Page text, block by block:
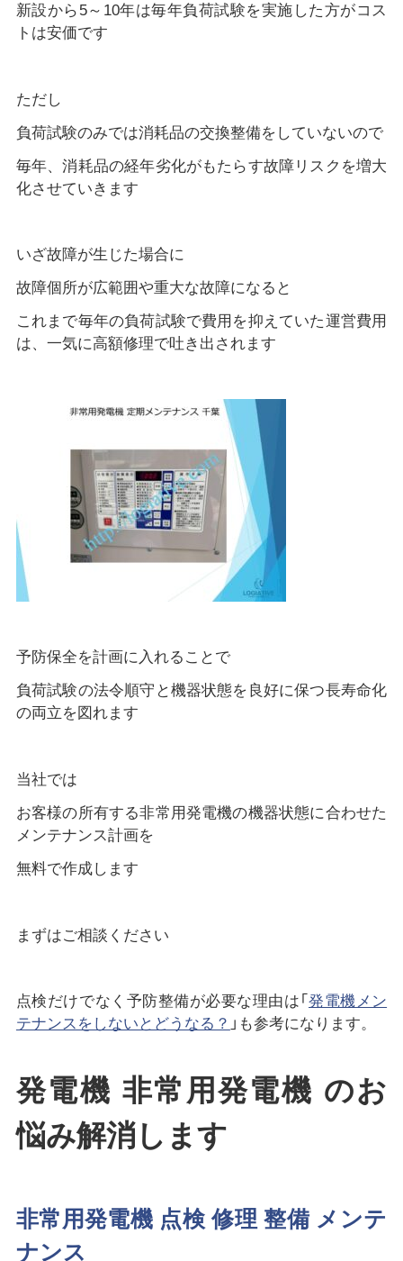
新設から5～10年は毎年負荷試験を実施した方がコス
トは安価です
ただし
負荷試験のみでは消耗品の交換整備をしていないので
毎年、消耗品の経年劣化がもたらす故障リスクを増大
化させていきます
いざ故障が生じた場合に
故障個所が広範囲や重大な故障になると
これまで毎年の負荷試験で費用を抑えていた運営費用
は、一気に高額修理で吐き出されます
予防保全を計画に入れることで
負荷試験の法令順守と機器状態を良好に保つ長寿命化
の両立を図れます
当社では
お客様の所有する非常用発電機の機器状態に合わせた
メンテナンス計画を
無料で作成します
まずはご相談ください
点検だけでなく予防整備が必要な理由は「 発電機メン
テナンスをしないとどうなる？ 」も参考になります。
発電機 非常用発電機 のお
悩み解消します
非常用発電機 点検 修理 整備 メンテ
ナンス